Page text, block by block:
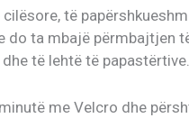
të
do ta mbajë përmbajtjen
të lehtë të papastërtive.
me Velcro dhe